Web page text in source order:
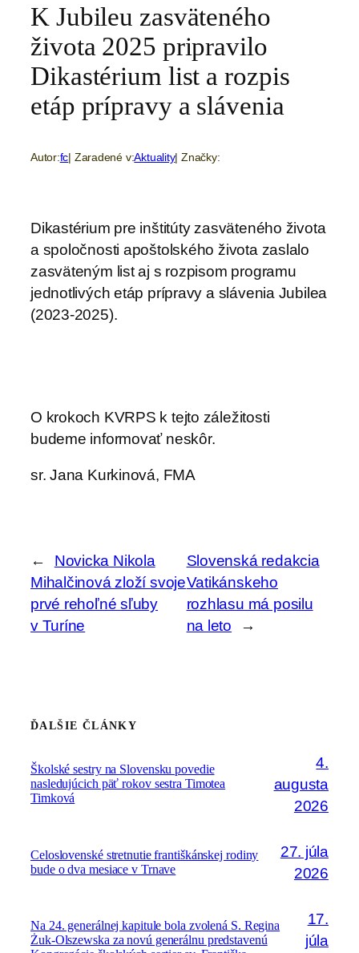
K Jubileu zasväteného
života 2025 pripravilo
Dikastérium list a rozpis
etáp prípravy a slávenia
Autor:fc| Zaradené v:Aktuality| Značky:
Dikastérium pre inštitúty zasväteného života
a spoločnosti apoštolského života zaslalo
zasväteným list aj s rozpisom programu
jednotlivých etáp prípravy a slávenia Jubilea
(2023-2025).
O krokoch KVRPS k tejto záležitosti
budeme informovať neskôr.
sr. Jana Kurkinová, FMA
←
Novicka Nikola
Mihalčinová zloží svoje
prvé rehoľné sľuby
v Turíne
Slovenská redakcia
Vatikánskeho
rozhlasu má posilu
na leto
→
ĎALŠIE ČLÁNKY
Školské sestry na Slovensku povedie
nasledujúcich päť rokov sestra Timotea
Timková
4.
augusta
2026
Celoslovenské stretnutie františkánskej rodiny
bude o dva mesiace v Trnave
27. júla
2026
Na 24. generálnej kapitule bola zvolená S. Regina
Żuk-Olszewska za novú generálnu predstavenú
17.
júla